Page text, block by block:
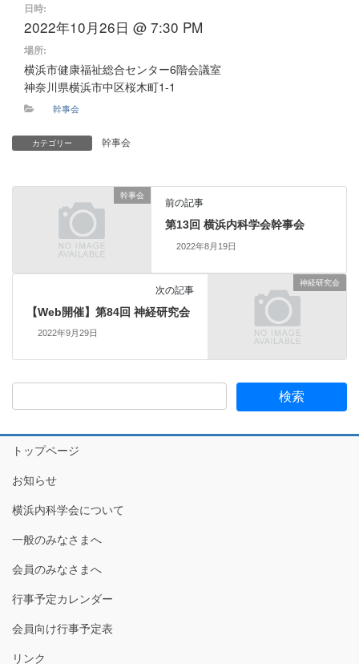
日時:
2022年10月26日 @ 7:30 PM
場所:
横浜市健康福祉総合センター6階会議室
神奈川県横浜市中区桜木町1-1
幹事会
カテゴリー 幹事会
幹事会
前の記事
第13回 横浜内科学会幹事会
2022年8月19日
神経研究会
次の記事
【Web開催】第84回 神経研究会
2022年9月29日
トップページ
お知らせ
横浜内科学会について
一般のみなさまへ
会員のみなさまへ
行事予定カレンダー
会員向け行事予定表
リンク